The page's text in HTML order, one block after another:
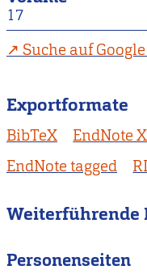
17
Suche auf
Exportformate
BibTeX EndNote
EndNote tagged
Weiterführende
Personenseiten